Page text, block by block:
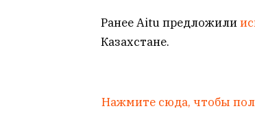
Ранее Aitu предложили
Казахстане.
Нажмите сюда, чтобы